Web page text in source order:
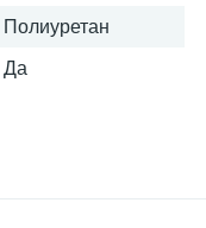
Полиуретан
Да